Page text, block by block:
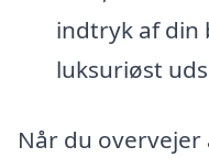
indtryk af din
luksuriøst
Når du